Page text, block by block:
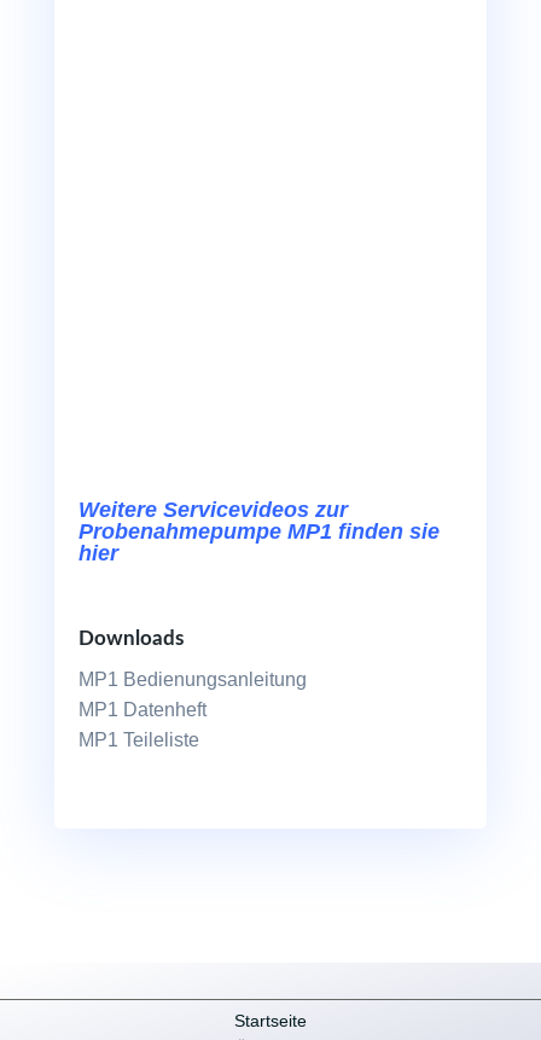
Weitere Servicevideos zur
Probenahmepumpe MP1 finden sie
hier
Downloads
MP1 Bedienungsanleitung
MP1 Datenheft
MP1 Teileliste
Startseite